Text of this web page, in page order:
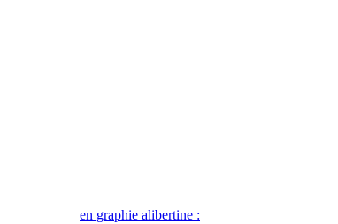
en graphie alibertine :